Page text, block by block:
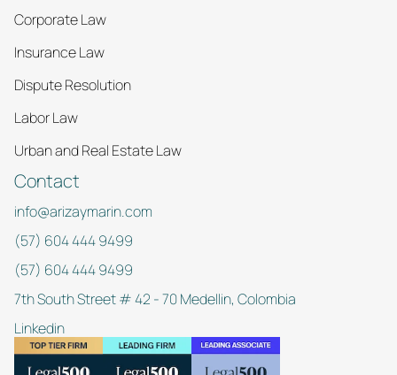
Corporate Law
Insurance Law
Dispute Resolution
Labor Law
Urban and Real Estate Law
Contact
info@arizaymarin.com
(57) 604 444 9499
(57) 604 444 9499
7th South Street # 42 - 70 Medellin, Colombia
Linkedin